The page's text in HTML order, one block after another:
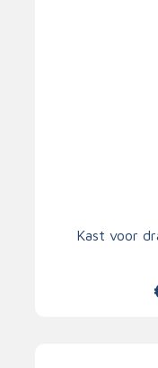
Kast voor